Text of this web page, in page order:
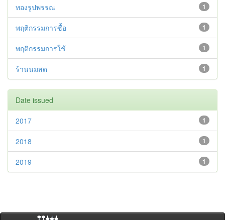
1
ทองรูปพรรณ
1
พฤติกรรมการซื้อ
1
พฤติกรรมการใช้
1
ร้านนมสด
Date issued
1
2017
1
2018
1
2019